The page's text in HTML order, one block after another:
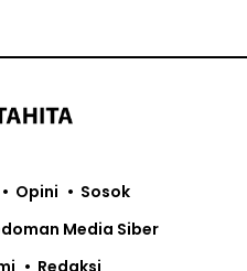
Opini
Sosok
Media Siber
Redaksi